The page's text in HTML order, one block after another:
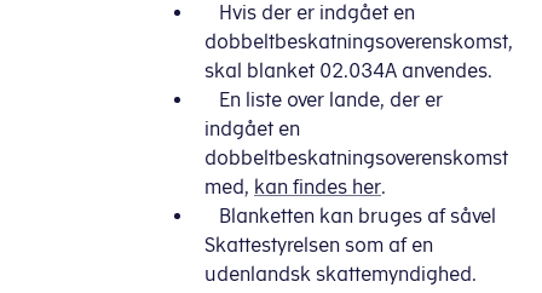
Hvis der er indgået en
dobbeltbeskatningsoverenskomst,
skal blanket 02.034A anvendes.
En liste over lande, der er
indgået en
dobbeltbeskatningsoverenskomst
med, kan findes her.
Blanketten kan bruges af såvel
Skattestyrelsen som af en
udenlandsk skattemyndighed.